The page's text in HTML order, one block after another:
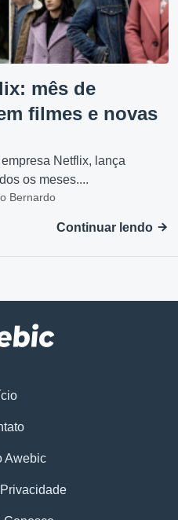
mês de
filmes e novas
Netflix, lança
os meses....
Bernardo
Continuar lendo
Awebic